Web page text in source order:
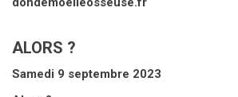
ALORS ?
Samedi 9 septembre 2023